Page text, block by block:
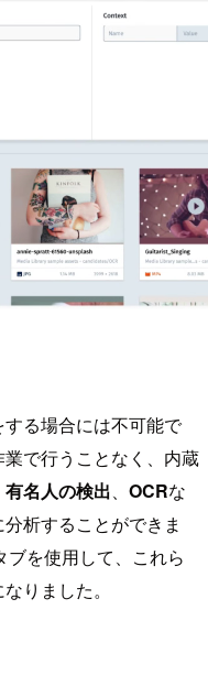
る場合には不可能で
で行うことなく、内蔵
有名人の検出、 OCRな
析することができま
ブを使用して、これら
りました。